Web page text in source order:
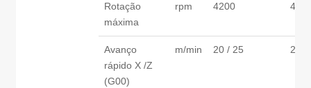
Rotação
máxima
rpm 4200
Avanço
rápido X /Z
(G00)
m/min 20 / 25 20 /